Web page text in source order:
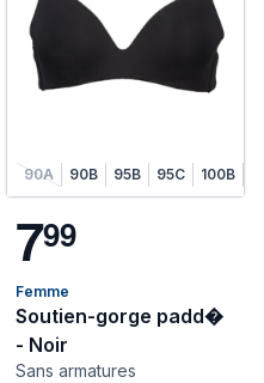
90A 90B 95B 95C 100B
799
Femme
Soutien-gorge padd�
- Noir
Sans armatures